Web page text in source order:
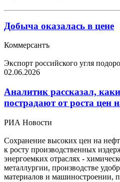
Добыча оказалась в цене
Коммерсантъ
Экспорт российского угля
02.06.2026
Аналитик рассказал,
пострадают от роста цен
РИА Новости
Сохранение высоких цен на
к росту производственных
энергоемких отраслях -
металлургии, производстве
материалов и машиностроении,